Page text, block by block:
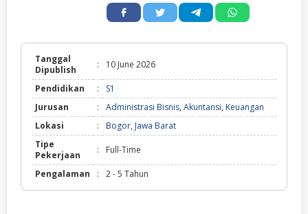
Tanggal
Dipublish
: 10 June 2026
Pendidikan :
S1
Jurusan
: Administrasi Bisnis, Akuntansi, Keuangan
Lokasi
: Bogor, Jawa Barat
Tipe
Pekerjaan
: Full-Time
Pengalaman : 2 - 5 Tahun